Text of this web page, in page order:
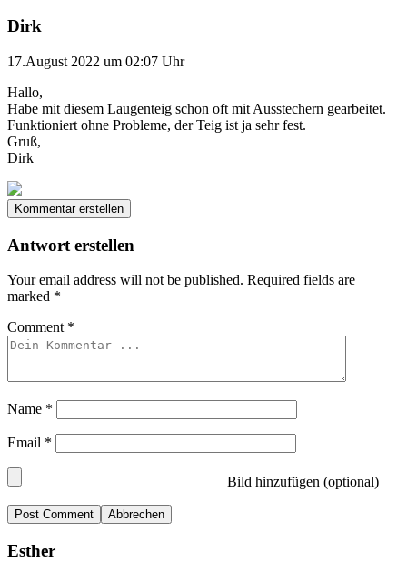
Dirk
17.August 2022 um 02:07 Uhr
Hallo,
Habe mit diesem Laugenteig schon oft mit Ausstechern gearbeitet.
Funktioniert ohne Probleme, der Teig ist ja sehr fest.
Gruß,
Dirk
Kommentar erstellen
Antwort erstellen
Your email address will not be published. Required fields are
marked *
Comment *
Name *
Email *
Bild hinzufügen (optional)
Abbrechen
Esther